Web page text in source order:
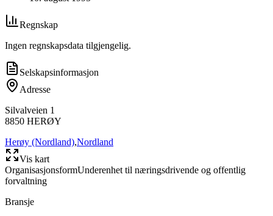
Regnskap
Ingen regnskapsdata tilgjengelig.
Selskapsinformasjon
Adresse
Silvalveien 1
8850 HERØY
Herøy (Nordland),Nordland
Vis kart
OrganisasjonsformUnderenhet til næringsdrivende og offentlig
forvaltning
Bransje